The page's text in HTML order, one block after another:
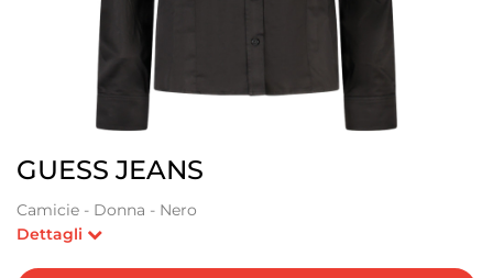
GUESS JEANS
Camicie - Donna - Nero
Dettagli